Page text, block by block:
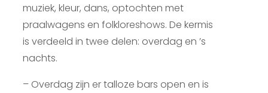
muziek, kleur, dans, optochten met
praalwagens en folkloreshows. De kermis
is verdeeld in twee delen: overdag en ’s
nachts.
– Overdag zijn er talloze bars open en is